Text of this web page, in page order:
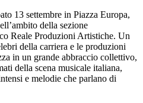
13 settembre in Piazza Europa,
della sezione
Reale Produzioni Artistiche. Un
della carriera e le produzioni
in un grande abbraccio collettivo,
della scena musicale italiana,
e melodie che parlano di